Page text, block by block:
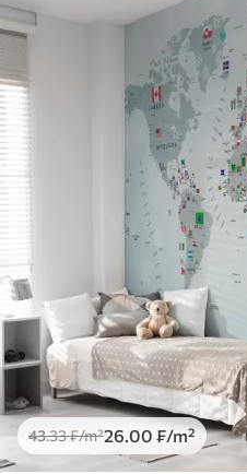
43.33₣/m²26 .00 ₣/m²